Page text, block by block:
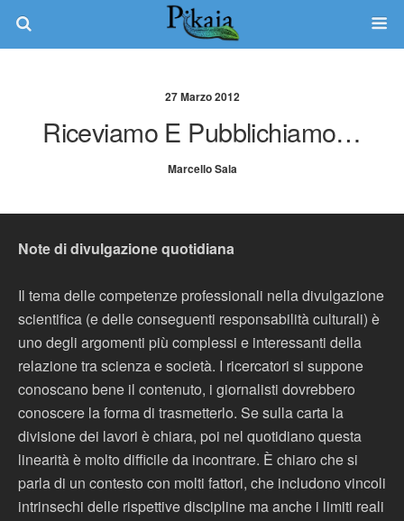
27 Marzo 2012
Riceviamo E Pubblichiamo…
Marcello Sala
Note di divulgazione quotidiana
Il tema delle competenze professionali nella divulgazione
scientifica (e delle conseguenti responsabilità culturali) è
uno degli argomenti più complessi e interessanti della
relazione tra scienza e società. I ricercatori si suppone
conoscano bene il contenuto, i giornalisti dovrebbero
conoscere la forma di trasmetterlo. Se sulla carta la
divisione dei lavori è chiara, poi nel quotidiano questa
linearità è molto difficile da incontrare. È chiaro che si
parla di un contesto con molti fattori, che includono vincoli
intrinsechi delle rispettive discipline ma anche i limiti reali